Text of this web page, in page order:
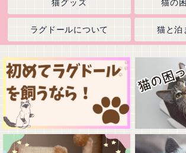
猫グッズ 猫の
ラグドールについて 猫と泊